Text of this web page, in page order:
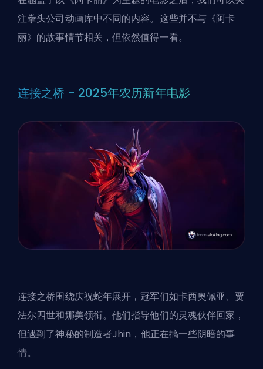
注拳头公司动画库中不同的内容。这些并不与《阿卡
丽》的故事情节相关，但依然值得一看。
连接之桥 - 2025年农历新年电影
连接之桥围绕庆祝蛇年展开，冠军们如卡西奥佩亚、贾
法尔四世和娜美领衔。他们指导他们的灵魂伙伴回家，
但遇到了神秘的制造者Jhin，他正在搞一些阴暗的事
情。